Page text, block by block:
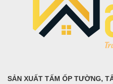
SẢN XUẤT TẤM ỐP TƯỜNG,